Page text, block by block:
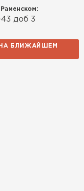
доб 3
БЛИЖАЙШЕМ